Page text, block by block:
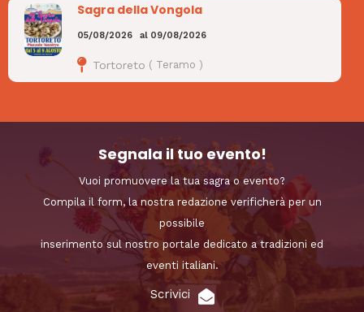
Sagra della Vongola
05/08/2026 al 09/08/2026
Tortoreto ( Teramo )
Segnala il tuo evento!
Vuoi promuovere la tua sagra o evento?
Compila il form, la nostra redazione verificherà per un
possibile
inserimento sul nostro portale dedicato a tradizioni ed
eventi italiani.
Scrivici